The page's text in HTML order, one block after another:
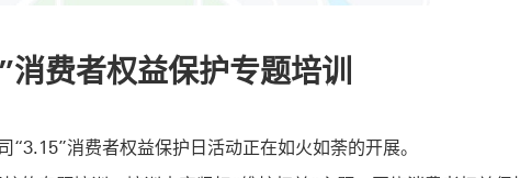
费者权益保护专题培训
消费者权益保护日活动正在如火如荼的开展。